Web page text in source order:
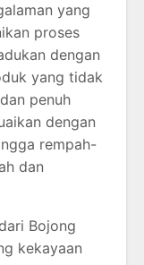
yang
proses
dengan
yang tidak
penuh
dengan
rempah-
dan
Bojong
kekayaan